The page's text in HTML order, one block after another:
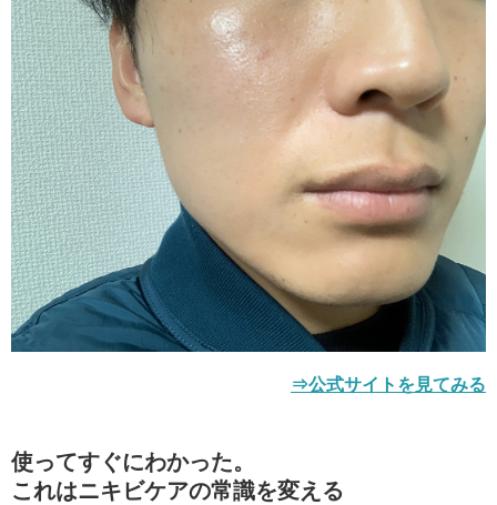
⇒公式サイトを見てみる
使ってすぐにわかった。
これはニキビケアの常識を変える